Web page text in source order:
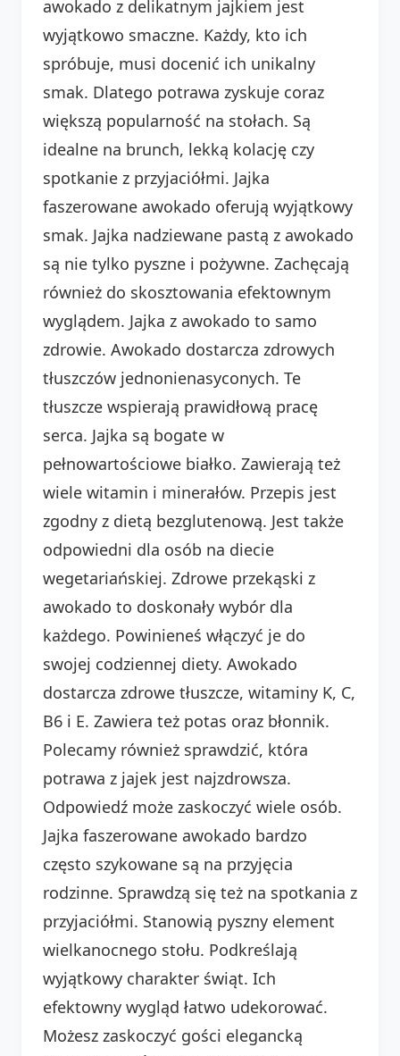
awokado z delikatnym jajkiem jest
wyjątkowo smaczne. Każdy, kto ich
spróbuje, musi docenić ich unikalny
smak. Dlatego potrawa zyskuje coraz
większą popularność na stołach. Są
idealne na brunch, lekką kolację czy
spotkanie z przyjaciółmi. Jajka
faszerowane awokado oferują wyjątkowy
smak. Jajka nadziewane pastą z awokado
są nie tylko pyszne i pożywne. Zachęcają
również do skosztowania efektownym
wyglądem. Jajka z awokado to samo
zdrowie. Awokado dostarcza zdrowych
tłuszczów jednonienasyconych. Te
tłuszcze wspierają prawidłową pracę
serca. Jajka są bogate w
pełnowartościowe białko. Zawierają też
wiele witamin i minerałów. Przepis jest
zgodny z dietą bezglutenową. Jest także
odpowiedni dla osób na diecie
wegetariańskiej. Zdrowe przekąski z
awokado to doskonały wybór dla
każdego. Powinieneś włączyć je do
swojej codziennej diety. Awokado
dostarcza zdrowe tłuszcze, witaminy K, C,
B6 i E. Zawiera też potas oraz błonnik.
Polecamy również sprawdzić, która
potrawa z jajek jest najzdrowsza.
Odpowiedź może zaskoczyć wiele osób.
Jajka faszerowane awokado bardzo
często szykowane są na przyjęcia
rodzinne. Sprawdzą się też na spotkania z
przyjaciółmi. Stanowią pyszny element
wielkanocnego stołu. Podkreślają
wyjątkowy charakter świąt. Ich
efektowny wygląd łatwo udekorować.
Możesz zaskoczyć gości elegancką